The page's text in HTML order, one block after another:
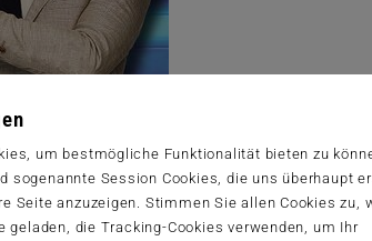
um bestmögliche Funktionalität bieten zu
sogenannte Session Cookies, die uns überhaupt
Seite anzuzeigen. Stimmen Sie allen Cookies zu,
geladen, die Tracking-Cookies verwenden, um Ihr